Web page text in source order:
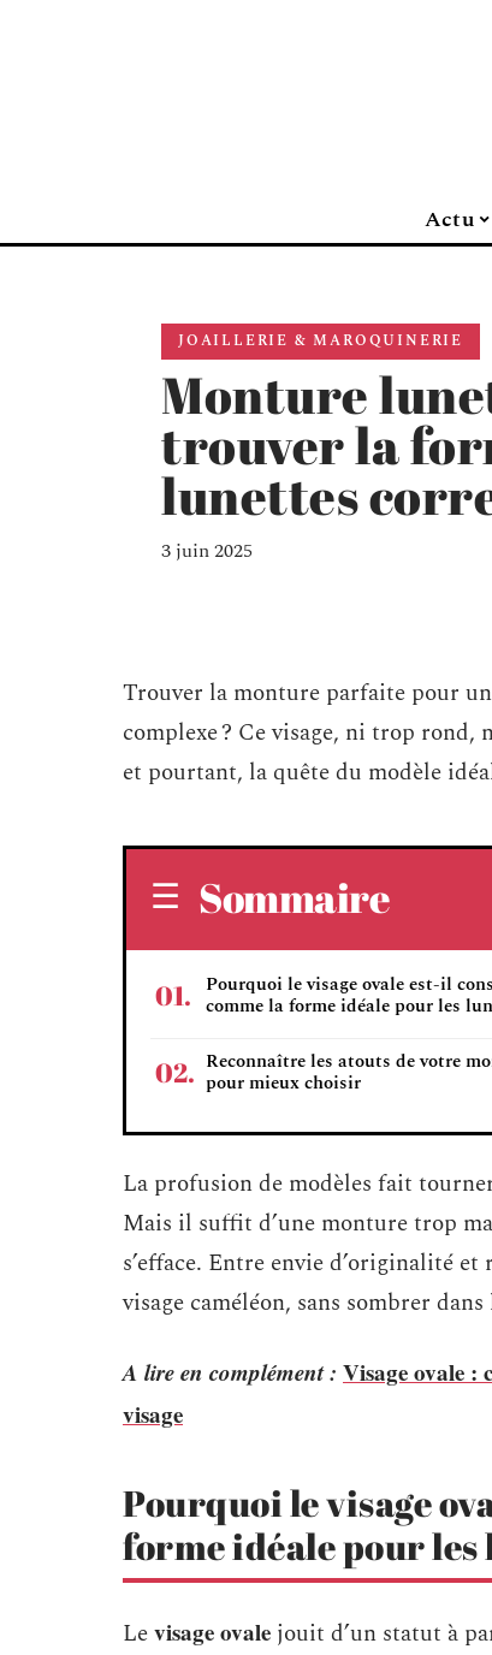
Actu
JOAILLERIE & MAROQUINERIE
Monture
trouver la
lunettes
3 juin 2025
Trouver la monture parfaite pour
complexe ? Ce visage, ni trop
et pourtant, la quête du modèle
Sommaire
Pourquoi le visage ovale est-il
comme la forme idéale pour les
Reconnaître les atouts de votre
pour mieux choisir
La profusion de modèles fait
Mais il suffit d’une monture trop
s’efface. Entre envie d’originalité
visage caméléon, sans sombrer
A lire en complément : Visage ovale :
visage
Pourquoi le visage
forme idéale pour les
Levisage ovale jouit d’un statut à